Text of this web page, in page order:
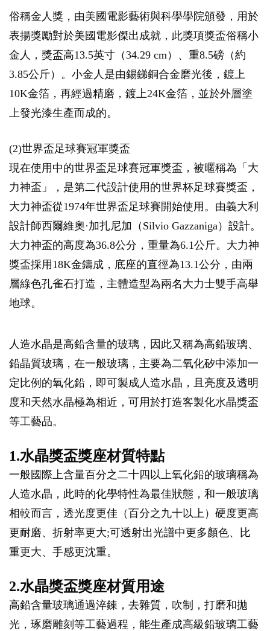
俗稱金人獎，由美國電影藝術與科學學院頒發，用於
表揚獎勵對於美國電影傑出成就，此獎項獎盃俗稱小
金人，獎盃高13.5英寸（34.29 cm）、重8.5磅（約
3.85公斤）。小金人是由錫銻銅合金磨光後，鍍上
10K金箔，再經過精磨，鍍上24K金箔，並於外層塗
上發光漆生產而成的。
(2)世界盃足球賽冠軍獎盃
現在使用中的世界盃足球賽冠軍獎盃，被暱稱為「大
力神盃」，是第二代設計使用的世界杯足球賽獎盃，
大力神盃從1974年世界盃足球賽開始使用。由義大利
設計師西爾維奧·加扎尼加（Silvio Gazzaniga）設計。
大力神盃的高度為36.8公分，重量為6.1公斤。大力神
獎盃採用18K金鑄成，底座的直徑為13.1公分，由兩
層綠色孔雀石打造，主體造型為兩名大力士雙手高舉
地球。
人造水晶是高鉛含量的玻璃，因此又稱為高鉛玻璃、
鉛晶質玻璃，在一般玻璃，主要為二氧化矽中添加一
定比例的氧化鉛，即可製成人造水晶，且亮度及透明
度和天然水晶極為相近，可用於打造客製化水晶獎盃
等工藝品。
1.水晶獎盃獎座材質特點
一般國際上含量百分之二十四以上氧化鉛的玻璃稱為
人造水晶，此時的化學特性為最佳狀態，和一般玻璃
相較而言，透光度更佳（百分之九十以上）硬度更高
更耐磨、折射率更大;可透射出光譜中更多顏色、比
重更大、手感更沈重。
2.水晶獎盃獎座材質用途
高鉛含量玻璃通過淬鍊，去雜質，吹制，打磨和拋
光，琢磨雕刻等工藝過程，能生產成高級鉛玻璃工藝